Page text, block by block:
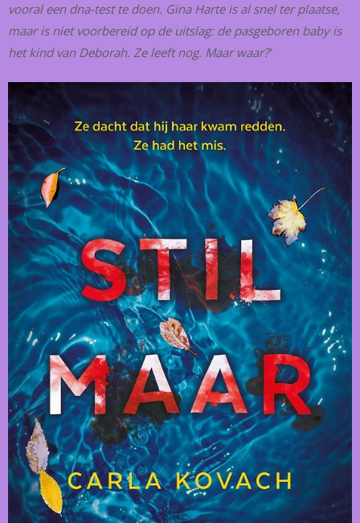
vooral een dna-test te doen. Gina Harte is al snel ter plaatse,
maar is niet voorbereid op de uitslag: de pasgeboren baby is
het kind van Deborah. Ze leeft nog. Maar waar?’